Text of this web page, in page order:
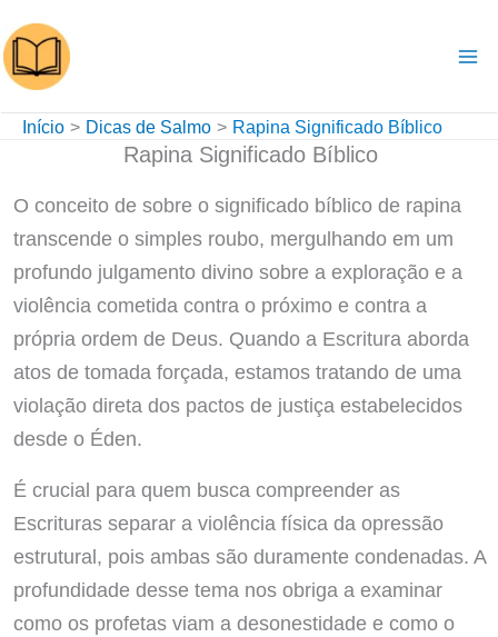
para
o
conteúdo
Início Dicas de Salmo Rapina Significado Bíblico
Rapina Significado Bíblico
O conceito de sobre o significado bíblico de rapina
transcende o simples roubo, mergulhando em um
profundo julgamento divino sobre a exploração e a
violência cometida contra o próximo e contra a
própria ordem de Deus. Quando a Escritura aborda
atos de tomada forçada, estamos tratando de uma
violação direta dos pactos de justiça estabelecidos
desde o Éden.
É crucial para quem busca compreender as
Escrituras separar a violência física da opressão
estrutural, pois ambas são duramente condenadas. A
profundidade desse tema nos obriga a examinar
como os profetas viam a desonestidade e como o